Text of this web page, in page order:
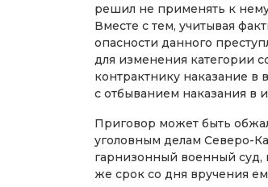
решил не применять к
Вместе с тем, учитывая
опасности данного
для изменения категории
контрактнику наказание
с отбыванием наказания в
Приговор может быть
уголовным делам Северо-
гарнизонный военный суд,
же срок со дня вручения